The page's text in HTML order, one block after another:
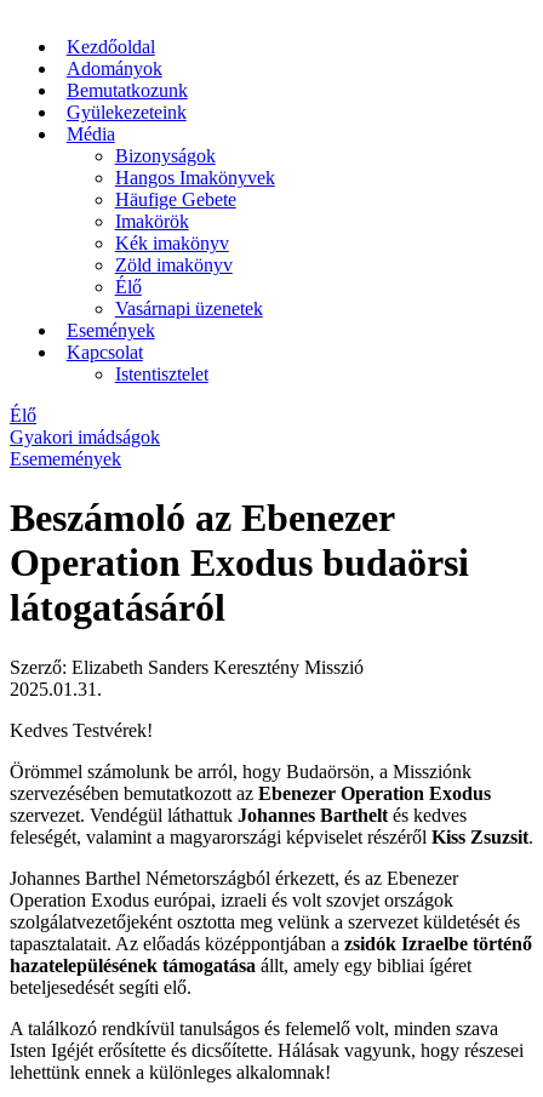
Kezdőoldal
Adományok
Bemutatkozunk
Gyülekezeteink
Média
Bizonyságok
Hangos Imakönyvek
Häufige Gebete
Imakörök
Kék imakönyv
Zöld imakönyv
Élő
Vasárnapi üzenetek
Események
Kapcsolat
Istentisztelet
Élő
Gyakori imádságok
Esememények
Beszámoló az Ebenezer
Operation Exodus budaörsi
látogatásáról
Szerző: Elizabeth Sanders Keresztény Misszió
2025.01.31.
Kedves Testvérek!
Örömmel számolunk be arról, hogy Budaörsön, a Missziónk
szervezésében bemutatkozott az Ebenezer Operation Exodus
szervezet. Vendégül láthattuk Johannes Barthelt és kedves
feleségét, valamint a magyarországi képviselet részéről Kiss Zsuzsit.
Johannes Barthel Németországból érkezett, és az Ebenezer
Operation Exodus európai, izraeli és volt szovjet országok
szolgálatvezetőjeként osztotta meg velünk a szervezet küldetését és
tapasztalatait. Az előadás középpontjában a zsidók Izraelbe történő
hazatelepülésének támogatása állt, amely egy bibliai ígéret
beteljesedését segíti elő.
A találkozó rendkívül tanulságos és felemelő volt, minden szava
Isten Igéjét erősítette és dicsőítette. Hálásak vagyunk, hogy részesei
lehettünk ennek a különleges alkalomnak!